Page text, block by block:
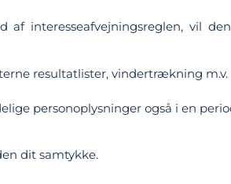
interesseafvejningsreglen, vil
resultatlister, vindertrækning m.v.
personoplysninger også i en
dit samtykke.